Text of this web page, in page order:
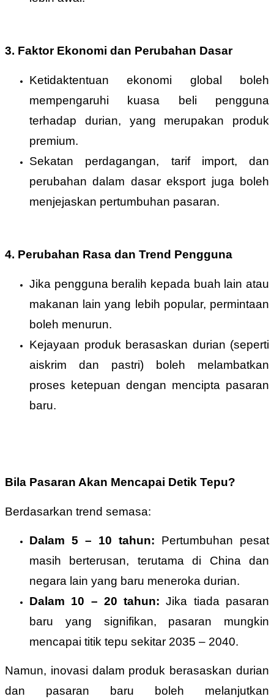
3. Faktor Ekonomi dan Perubahan Dasar
Ketidaktentuan ekonomi global boleh
mempengaruhi kuasa beli pengguna
terhadap durian, yang merupakan produk
premium.
Sekatan perdagangan, tarif import, dan
perubahan dalam dasar eksport juga boleh
menjejaskan pertumbuhan pasaran.
4. Perubahan Rasa dan Trend Pengguna
Jika pengguna beralih kepada buah lain atau
makanan lain yang lebih popular, permintaan
boleh menurun.
Kejayaan produk berasaskan durian (seperti
aiskrim dan pastri) boleh melambatkan
proses ketepuan dengan mencipta pasaran
baru.
Bila Pasaran Akan Mencapai Detik Tepu?
Berdasarkan trend semasa:
Dalam 5 – 10 tahun: Pertumbuhan pesat
masih berterusan, terutama di China dan
negara lain yang baru meneroka durian.
Dalam 10 – 20 tahun: Jika tiada pasaran
baru yang signifikan, pasaran mungkin
mencapai titik tepu sekitar 2035 – 2040.
Namun, inovasi dalam produk berasaskan durian
dan pasaran baru boleh melanjutkan